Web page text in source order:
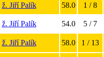
ž. Jiří Palík 58.0 1 / 8
ž. Jiří Palík 54.0 5 / 7
ž. Jiří Palík 58.0 1 / 13